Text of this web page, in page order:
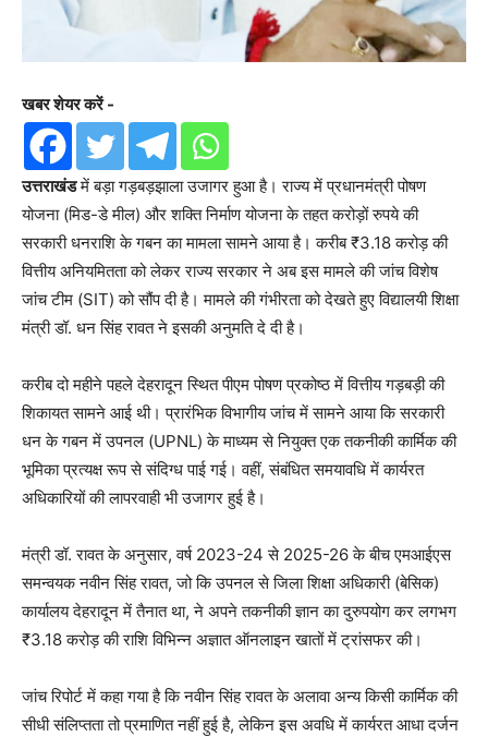
खबर शेयर करें -
उत्तराखंडमें बड़ा गड़बड़झाला उजागर हुआ है। राज्य में प्रधानमंत्री पोषण
योजना (मिड-डे मील) और शक्ति निर्माण योजना के तहत करोड़ों रुपये की
सरकारी धनराशि के गबन का मामला सामने आया है। करीब ₹3.18 करोड़ की
वित्तीय अनियमितता को लेकर राज्य सरकार ने अब इस मामले की जांच विशेष
जांच टीम (SIT) को सौंप दी है। मामले की गंभीरता को देखते हुए विद्यालयी शिक्षा
मंत्री डॉ. धन सिंह रावत ने इसकी अनुमति दे दी है।
करीब दो महीने पहले देहरादून स्थित पीएम पोषण प्रकोष्ठ में वित्तीय गड़बड़ी की
शिकायत सामने आई थी। प्रारंभिक विभागीय जांच में सामने आया कि सरकारी
धन के गबन में उपनल (UPNL) के माध्यम से नियुक्त एक तकनीकी कार्मिक की
भूमिका प्रत्यक्ष रूप से संदिग्ध पाई गई। वहीं, संबंधित समयावधि में कार्यरत
अधिकारियों की लापरवाही भी उजागर हुई है।
मंत्री डॉ. रावत के अनुसार, वर्ष 2023-24 से 2025-26 के बीच एमआईएस
समन्वयक नवीन सिंह रावत, जो कि उपनल से जिला शिक्षा अधिकारी (बेसिक)
कार्यालय देहरादून में तैनात था, ने अपने तकनीकी ज्ञान का दुरुपयोग कर लगभग
₹3.18 करोड़ की राशि विभिन्न अज्ञात ऑनलाइन खातों में ट्रांसफर की।
जांच रिपोर्ट में कहा गया है कि नवीन सिंह रावत के अलावा अन्य किसी कार्मिक की
सीधी संलिप्तता तो प्रमाणित नहीं हुई है, लेकिन इस अवधि में कार्यरत आधा दर्जन